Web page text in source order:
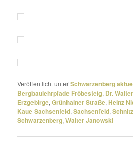
Veröffentlicht unterSchwarzenberg
Bergbaulehrpfade Fröbesteig, Dr.
Erzgebirge,Grünhainer Straße,Heinz
Kaue Sachsenfeld,Sachsenfeld,
Schwarzenberg,Walter Janowski